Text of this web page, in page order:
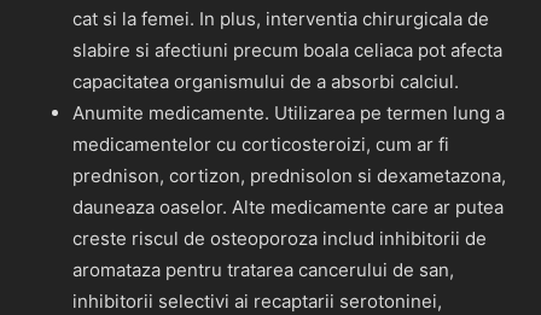
cat si la femei. In plus, interventia chirurgicala de
slabire si afectiuni precum boala celiaca pot afecta
capacitatea organismului de a absorbi calciul.
Anumite medicamente. Utilizarea pe termen lung a
medicamentelor cu corticosteroizi, cum ar fi
prednison, cortizon, prednisolon si dexametazona,
dauneaza oaselor. Alte medicamente care ar putea
creste riscul de osteoporoza includ inhibitorii de
aromataza pentru tratarea cancerului de san,
inhibitorii selectivi ai recaptarii serotoninei,